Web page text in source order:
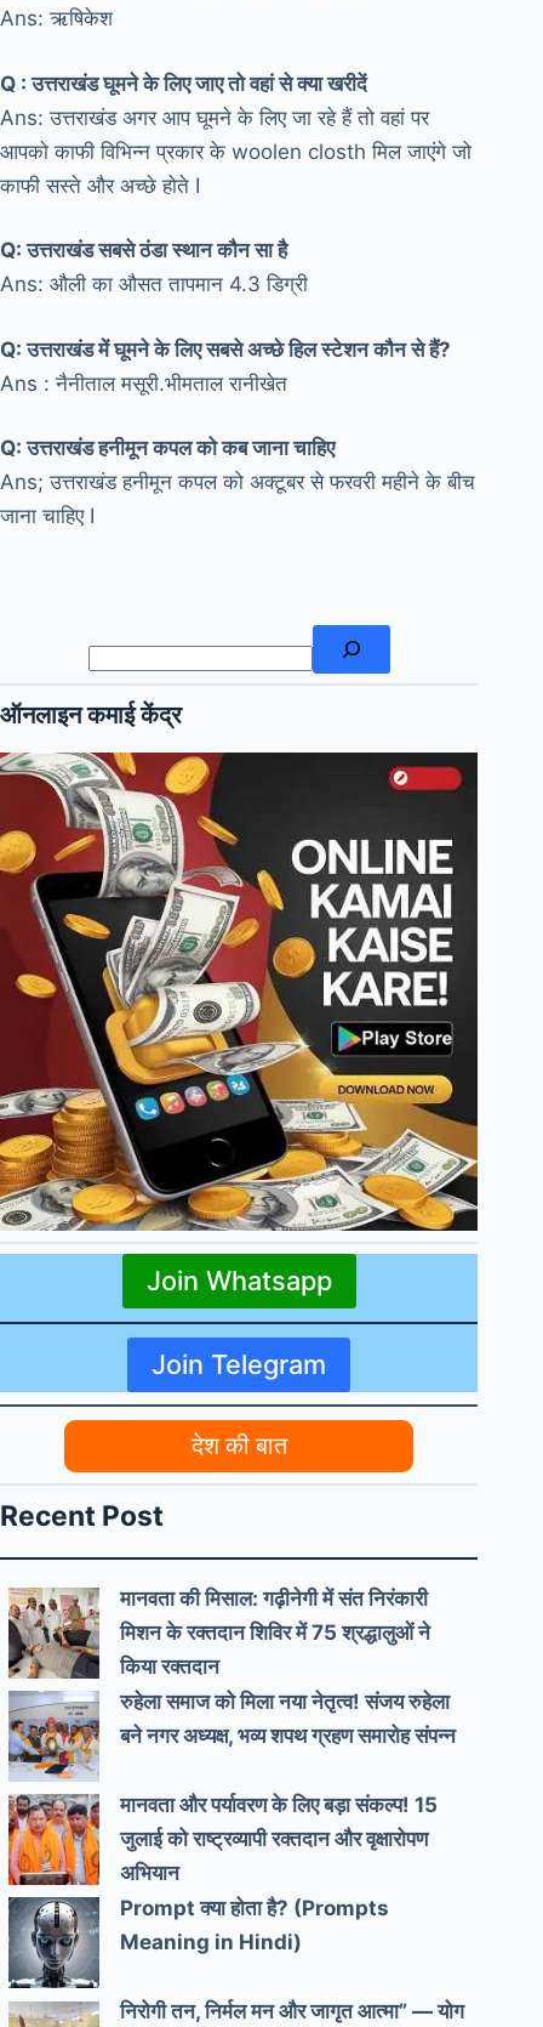
Ans: ऋषिकेश
Q : उत्तराखंड घूमने के लिए जाए तो वहां से क्या खरीदें
Ans: उत्तराखंड अगर आप घूमने के लिए जा रहे हैं तो वहां पर
आपको काफी विभिन्न प्रकार के woolen closth मिल जाएंगे जो
काफी सस्ते और अच्छे होते I
Q: उत्तराखंड सबसे ठंडा स्थान कौन सा है
Ans: औली का औसत तापमान 4.3 डिग्री
Q: उत्तराखंड में घूमने के लिए सबसे अच्छे हिल स्टेशन कौन से हैं?
Ans : नैनीताल मसूरी.भीमताल रानीखेत
Q: उत्तराखंड हनीमून कपल को कब जाना चाहिए
Ans; उत्तराखंड हनीमून कपल को अक्टूबर से फरवरी महीने के बीच
जाना चाहिए I
ऑनलाइन कमाई केंद्र
Join Whatsapp
Join Telegram
देश की बात
Recent Post
मानवता की मिसाल: गढ़ीनेगी में संत निरंकारी
मिशन के रक्तदान शिविर में 75 श्रद्धालुओं ने
किया रक्तदान
रुहेला समाज को मिला नया नेतृत्व! संजय रुहेला
बने नगर अध्यक्ष, भव्य शपथ ग्रहण समारोह संपन्न
मानवता और पर्यावरण के लिए बड़ा संकल्प! 15
जुलाई को राष्ट्रव्यापी रक्तदान और वृक्षारोपण
अभियान
Prompt क्या होता है? (Prompts
Meaning in Hindi)
निरोगी तन, निर्मल मन और जागृत आत्मा” — योग